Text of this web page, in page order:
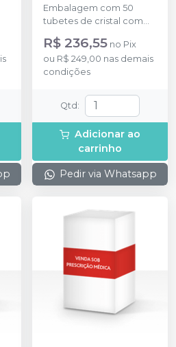
Embalagem com 50
tubetes de cristal com
Mepivacaína com
Epinefrina (Tubete de
Vidro).
R$ 236,55 no Pix
ou R$ 249,00 nas demais
condições
Qtd :
Adicionar ao
carrinho
Pedir via Whatsapp